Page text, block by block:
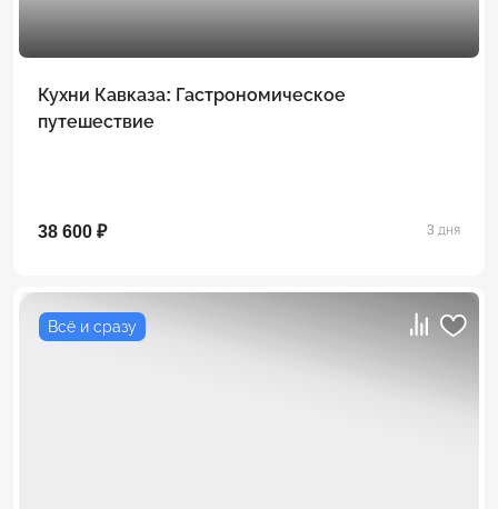
Кухни Кавказа: Гастрономическое
путешествие
38 600 ₽ 3 дня
Всё и сразу